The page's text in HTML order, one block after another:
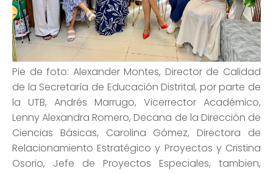
Pie de foto: Alexander Montes, Director de Calidad
de la Secretaría de Educación Distrital, por parte de
la UTB, Andrés Marrugo, Vicerrector Académico,
Lenny Alexandra Romero, Decana de la Dirección de
Ciencias Básicas, Carolina Gómez, Directora de
Relacionamiento Estratégico y Proyectos y Cristina
Osorio, Jefe de Proyectos Especiales, tambien,